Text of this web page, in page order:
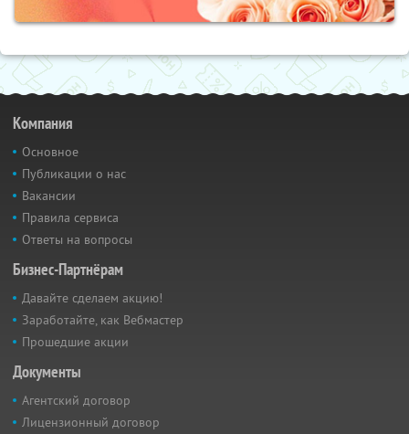
Компания
Основное
Публикации о нас
Вакансии
Правила сервиса
Ответы на вопросы
Бизнес-Партнёрам
Давайте сделаем акцию!
Заработайте, как Вебмастер
Прошедшие акции
Документы
Агентский договор
Лицензионный договор